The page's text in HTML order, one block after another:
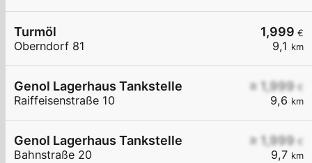
1,999 €
9,1 km
Turmöl
Oberndorf 81
≥ 1,999 €
9,6 km
Genol Lagerhaus Tankstelle
Raiffeisenstraße 10
≥ 1,999 €
9,7 km
Genol Lagerhaus Tankstelle
Bahnstraße 20